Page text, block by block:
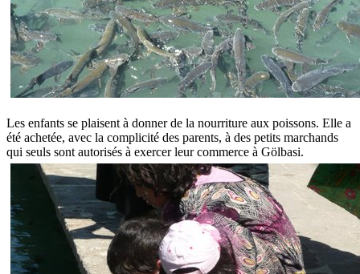
Les enfants se plaisent à donner de la nourriture aux poissons. Elle a
été achetée, avec la complicité des parents, à des petits marchands
qui seuls sont autorisés à exercer leur commerce à Gölbasi.